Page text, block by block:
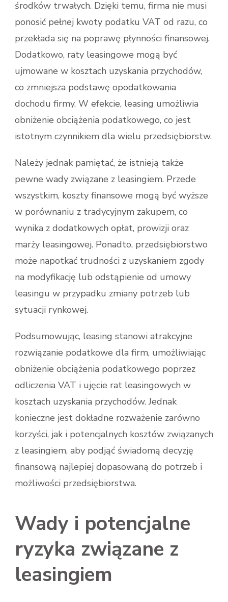
środków trwałych. Dzięki temu, firma nie musi
ponosić pełnej kwoty podatku VAT od razu, co
przekłada się na poprawę płynności finansowej.
Dodatkowo, raty leasingowe mogą być
ujmowane w kosztach uzyskania przychodów,
co zmniejsza podstawę opodatkowania
dochodu firmy. W efekcie, leasing umożliwia
obniżenie obciążenia podatkowego, co jest
istotnym czynnikiem dla wielu przedsiębiorstw.
Należy jednak pamiętać, że istnieją także
pewne wady związane z leasingiem. Przede
wszystkim, koszty finansowe mogą być wyższe
w porównaniu z tradycyjnym zakupem, co
wynika z dodatkowych opłat, prowizji oraz
marży leasingowej. Ponadto, przedsiębiorstwo
może napotkać trudności z uzyskaniem zgody
na modyfikację lub odstąpienie od umowy
leasingu w przypadku zmiany potrzeb lub
sytuacji rynkowej.
Podsumowując, leasing stanowi atrakcyjne
rozwiązanie podatkowe dla firm, umożliwiając
obniżenie obciążenia podatkowego poprzez
odliczenia VAT i ujęcie rat leasingowych w
kosztach uzyskania przychodów. Jednak
konieczne jest dokładne rozważenie zarówno
korzyści, jak i potencjalnych kosztów związanych
z leasingiem, aby podjąć świadomą decyzję
finansową najlepiej dopasowaną do potrzeb i
możliwości przedsiębiorstwa.
Wady i potencjalne
ryzyka związane z
leasingiem